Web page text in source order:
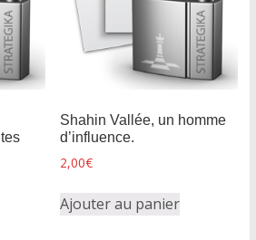
Shahin Vallée, un homme
d’influence.
2,00€
Ajouter au panier